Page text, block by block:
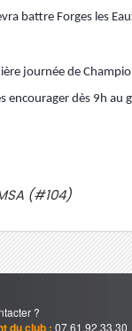
battre Forges les
journée de
encourager dès 9h au
(#104)
?
du club : 07.61.92.33.30